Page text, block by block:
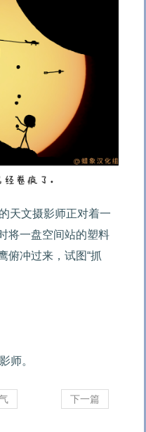
天文摄影师正对着一
将一盘空间站的塑料
俯冲过来，试图“抓
师。
下一篇